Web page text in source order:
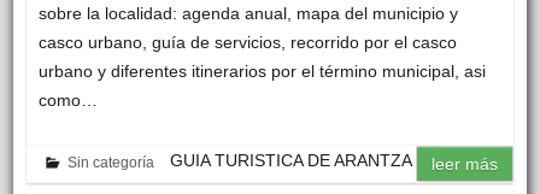
sobre la localidad: agenda anual, mapa del municipio y
casco urbano, guía de servicios, recorrido por el casco
urbano y diferentes itinerarios por el término municipal, asi
como…
Sin categoría GUIA TURISTICA DE ARANTZA leer más